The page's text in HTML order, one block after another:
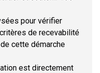
pour vérifier
de recevabilité
de cette démarche
est directement